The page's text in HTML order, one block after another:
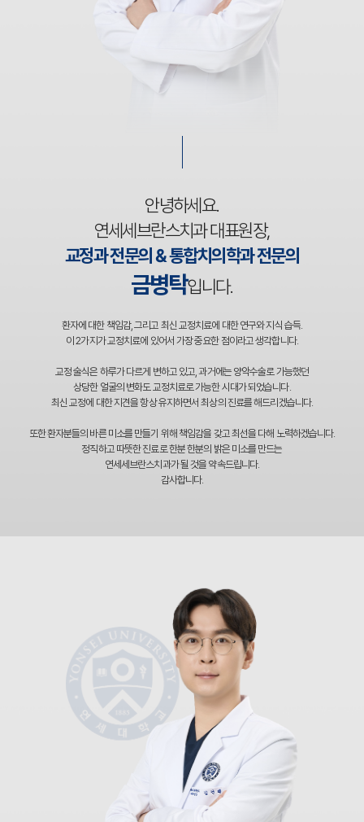
안녕하세요.
연세세브란스치과 대표원장,
교정과 전문의 & 통합치의학과 전문의
금병탁입니다.
환자에 대한 책임감, 그리고 최신 교정치료에 대한 연구와 지식 습득.
이 2가지가 교정치료에 있어서 가장 중요한 점이라고 생각합니다.
교정 술식은 하루가 다르게 변하고 있고, 과거에는 양악수술로 가능했던
상당한 얼굴의 변화도 교정치료로 가능한 시대가 되었습니다.
최신 교정에 대한 지견을 항상 유지하면서 최상의 진료를 해드리겠습니다.
또한 환자분들의 바른 미소를 만들기 위해 책임감을 갖고 최선을 다해 노력하겠습니다.
정직하고 따뜻한 진료로 한분 한분의 밝은 미소를 만드는
연세세브란스치과가 될 것을 약속드립니다.
감사합니다.